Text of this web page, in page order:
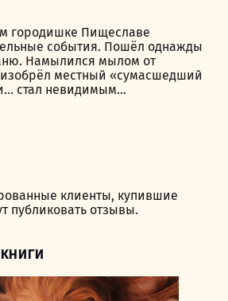
городишке Пищеславе
события. Пошёл однажды
Намылился мылом от
местный «сумасшедший
стал невидимым…
клиенты, купившие
публиковать отзывы.